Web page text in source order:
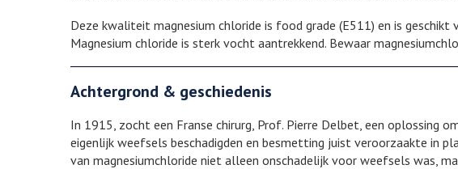
Deze kwaliteit magnesium chloride is food grade (E511) en is geschikt
Magnesium chloride is sterk vocht aantrekkend. Bewaar
Achtergrond & geschiedenis
In 1915, zocht een Franse chirurg, Prof. Pierre Delbet, een oplossing
eigenlijk weefsels beschadigden en besmetting juist veroorzaakte in
van magnesiumchloride niet alleen onschadelijk voor weefsels was,